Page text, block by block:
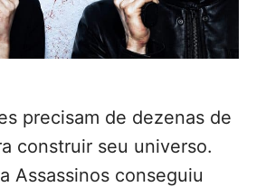
precisam de dezenas de
construir seu universo.
Assassinos conseguiu